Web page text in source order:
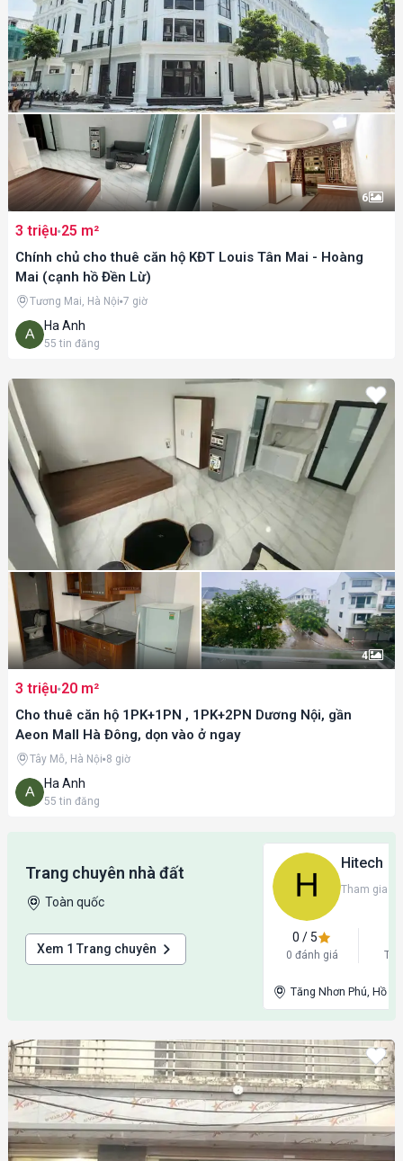
6
3 triệu 25 m²
Chính chủ cho thuê căn hộ KĐT Louis Tân Mai - Hoàng
Mai (cạnh hồ Đền Lừ)
Ha Anh
55 tin đăng
Tương Mai, Hà Nội 7 giờ
4
3 triệu 20 m²
Cho thuê căn hộ 1PK+1PN , 1PK+2PN Dương Nội, gần
Aeon Mall Hà Đông, dọn vào ở ngay
Ha Anh
55 tin đăng
Tây Mỗ, Hà Nội 8 giờ
Trang chuyên nhà đất
Toàn quốc
Xem 1 Trang chuyên
Hitech
Tham gia
0 / 5
0 đánh giá Tin
Tăng Nhơn Phú, Hồ